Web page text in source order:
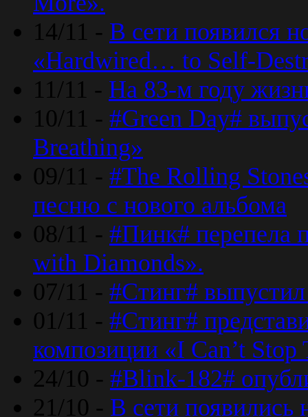
14/11 - В сети появился
«Hardwired… to Self-
11/11 - На 83-м году
10/11 - #Green Day#
Breathing»
09/11 - #The Rolling
песню с нового альбома
08/11 - #Пинк# перепела
with Diamonds».
07/11 - #Стинг#
01/11 - #Стинг#
композиции «I Can’t
24/10 - #Blink-182#
21/10 - В сети появились